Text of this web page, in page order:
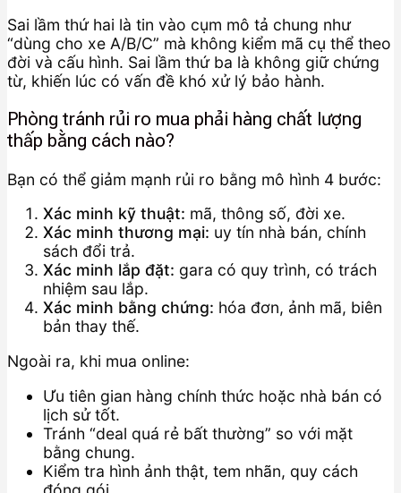
Sai lầm thứ hai là tin vào cụm mô tả chung như
“dùng cho xe A/B/C” mà không kiểm mã cụ thể theo
đời và cấu hình. Sai lầm thứ ba là không giữ chứng
từ, khiến lúc có vấn đề khó xử lý bảo hành.
Phòng tránh rủi ro mua phải hàng chất lượng
thấp bằng cách nào?
Bạn có thể giảm mạnh rủi ro bằng mô hình 4 bước:
Xác minh kỹ thuật: mã, thông số, đời xe.
Xác minh thương mại: uy tín nhà bán, chính
sách đổi trả.
Xác minh lắp đặt: gara có quy trình, có trách
nhiệm sau lắp.
Xác minh bằng chứng: hóa đơn, ảnh mã, biên
bản thay thế.
Ngoài ra, khi mua online:
Ưu tiên gian hàng chính thức hoặc nhà bán có
lịch sử tốt.
Tránh “deal quá rẻ bất thường” so với mặt
bằng chung.
Kiểm tra hình ảnh thật, tem nhãn, quy cách